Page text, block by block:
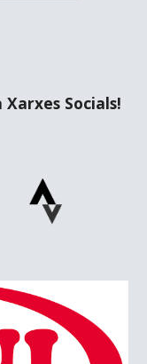
Socials!